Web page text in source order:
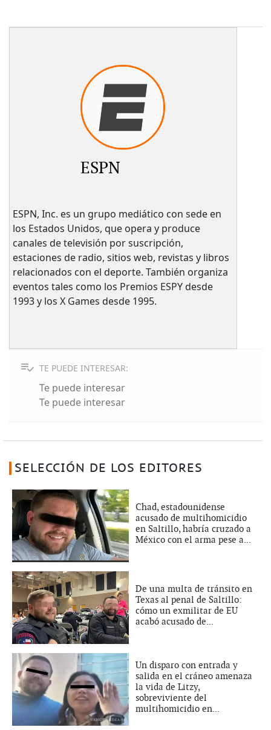
ESPN
ESPN, Inc. es un grupo mediático con sede en
los Estados Unidos, que opera y produce
canales de televisión por suscripción,
estaciones de radio, sitios web, revistas y libros
relacionados con el deporte. También organiza
eventos tales como los Premios ESPY desde
1993 y los X Games desde 1995.
TE PUEDE INTERESAR:
Te puede interesar
Te puede interesar
SELECCIÓN DE LOS EDITORES
Chad, estadounidense
acusado de multihomicidio
en Saltillo, habría cruzado a
México con el arma pese a...
De una multa de tránsito en
Texas al penal de Saltillo:
cómo un exmilitar de EU
acabó acusado de...
Un disparo con entrada y
salida en el cráneo amenaza
la vida de Litzy,
sobreviviente del
multihomicidio en...